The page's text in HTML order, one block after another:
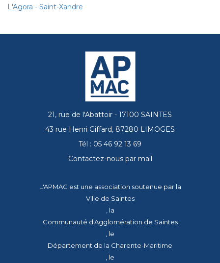
L'Agora - Saint-Xandre
21, rue de l'Abattoir - 17100 SAINTES
43 rue Henri Giffard, 87280 LIMOGES
Tél : 05 46 92 13 69
Contactez-nous par mail
L'APMAC est une association soutenue par la
Ville de Saintes
, la
Communauté d'Agglomération de Saintes
, le
Département de la Charente-Maritime
, le